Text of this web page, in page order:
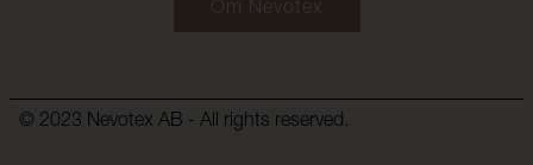
Om Nevotex
© 2023 Nevotex AB - All rights reserved.